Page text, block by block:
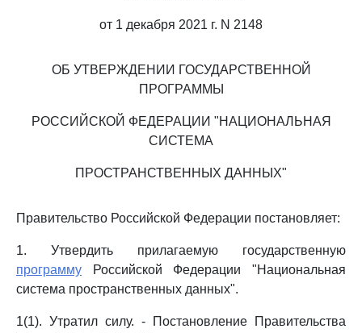
от 1 декабря 2021 г. N 2148
ОБ УТВЕРЖДЕНИИ ГОСУДАРСТВЕННОЙ
ПРОГРАММЫ
РОССИЙСКОЙ ФЕДЕРАЦИИ "НАЦИОНАЛЬНАЯ
СИСТЕМА
ПРОСТРАНСТВЕННЫХ ДАННЫХ"
Правительство Российской Федерации постановляет:
1. Утвердить прилагаемую государственную
программу Российской Федерации "Национальная
система пространственных данных".
1(1). Утратил силу. - Постановление Правительства